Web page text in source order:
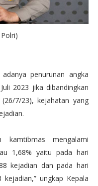
penurunan angka
2023 jika dibandingkan
7/23), kejahatan yang
kamtibmas mengalami
1,68% yaitu pada hari
kejadian dan pada hari
ungkap Kepala